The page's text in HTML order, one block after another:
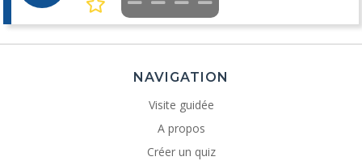
NAVIGATION
Visite guidée
A propos
Créer un quiz